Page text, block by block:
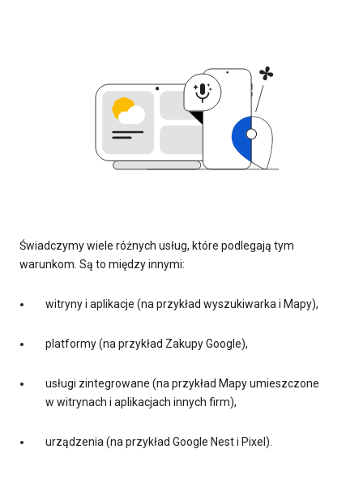
Świadczymy wiele różnych usług, które podlegają tym
warunkom. Są to między innymi:
witryny i aplikacje (na przykład wyszukiwarka i Mapy),
platformy (na przykład Zakupy Google),
usługi zintegrowane (na przykład Mapy umieszczone
w witrynach i aplikacjach innych firm),
urządzenia (na przykład Google Nest i Pixel).